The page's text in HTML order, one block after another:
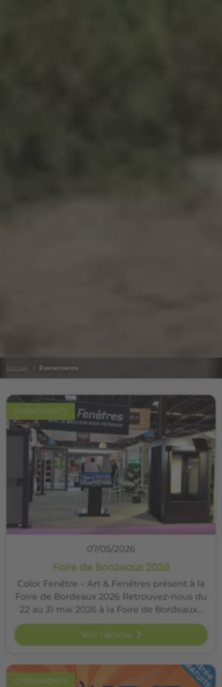
Évènements
07/05/2026
Foire de Bordeaux 2026
Color Fenêtre – Art & Fenêtres présent à la
Foire de Bordeaux 2026 Retrouvez-nous du
22 au 31 mai 2026 à la Foire de Bordeaux…
Voir l'article
ÉVÈNEMENTS
ÉVÈNEMENTS